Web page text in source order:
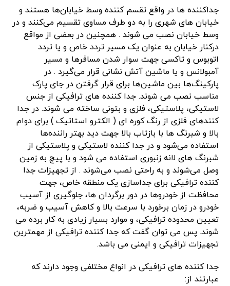
جداکننده ها در واقع تقسم کننده وسط خیابان‌ها هستند و
خیابان های شهری را به دو طرف مساوی تقسیم می‌کنند و در
وسط خیابان نصب می شوند . همچنین در بعضی از مواقع
درکنار خیابان به عنوان یک مسیر تردد خاص و یا تردد
اتوبوس و تاکسی جهت سوار شدن مسافرها و مسیر
آمبولانس‌ و یا ماشین آتش نشانی قرار می‌گیرد . در
پارکینگ‌ها بین ماشین‌ها برای قرار گرفتن در جای پارک
مناسب نصب می شوند. جدا کننده های ترافیکی از جنس
لاستیکی، پلاستیکی، فلزی و بتونی ساخته می شوند. در جدا
کنندهای فلزی از رنگ کوره ای ( الکترو استاتیک ) برای دوام
بالا و شبرنگ ها با بازتاب بالا جهت دید بهتر راننده‌ها
استفاده می‌شود و در جدا کننده لاستیکی و پلاستیکی از
شبرنگ های لانه زنبوری استفاده می شود و با پیچ به زمین
وصل می‌شوند و به راحتی نصب می‌شوند . از تجهیزات جدا
کننده ترافیکی برای جداسازی یک منطقه خاص، جهت
محافظت از خودروها در دور برگردان ها، جلوگیری از آسیب
خودرو در زمان برخورد با سرعت بالا و کاهش آسیب و ضربه،
تعیین محدوده ترافیکی، و موارد بسیار زیادی به کار برده می
شوند. پس می توان گفت که جدا کننده ترافیکی از مهمترین
تجهیزات ترافیکی و ایمنی می باشد.
جدا کننده های ترافیکی در انواع مختلفی وجود دارند که
عبارتند از: